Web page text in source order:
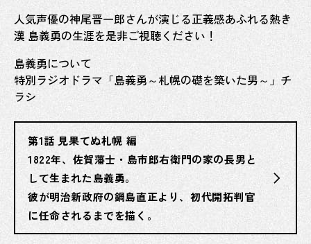
人気声優の神尾晋一郎さんが演じる正義感あふれる熱き
漢 島義勇の生涯を是非ご視聴ください！
島義勇について
特別ラジオドラマ「島義勇～札幌の礎を築いた男～」チ
ラシ
第1話 見果てぬ札幌 編
1822年、佐賀藩士・島市郎右衛門の家の長男と
して生まれた島義勇。
彼が明治新政府の鍋島直正より、初代開拓判官
に任命されるまでを描く。